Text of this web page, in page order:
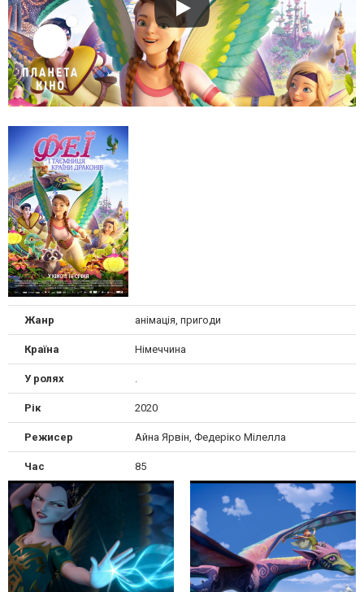
Жанр анімація, пригоди
Країна Німеччина
У ролях
Рік 2020
Режисер Айна Ярвін, Федеріко Мілелла
Час 85